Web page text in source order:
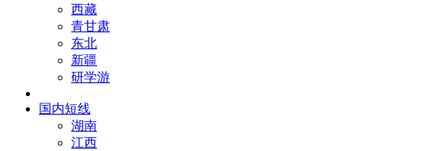
西藏
青甘肃
东北
新疆
研学游
国内短线
湖南
江西